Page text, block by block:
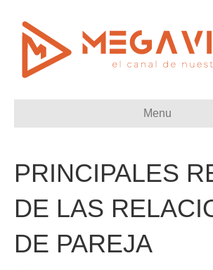
Menu
PRINCIPALES
DE LAS
DE PAREJA